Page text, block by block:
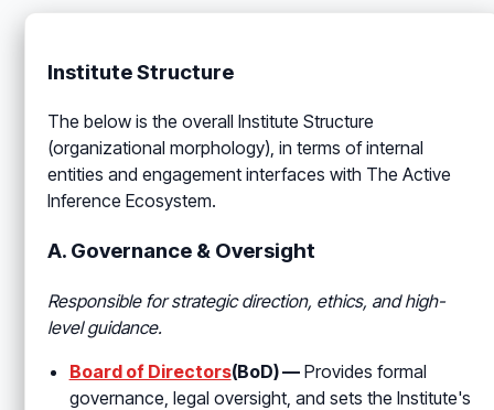
Institute Structure
The below is the overall Institute Structure
(organizational morphology), in terms of internal
entities and engagement interfaces with The Active
Inference Ecosystem.
A. Governance & Oversight
Responsible for strategic direction, ethics, and high-
level guidance.
Board of Directors(BoD) —Provides formal
governance, legal oversight, and sets the Institute's